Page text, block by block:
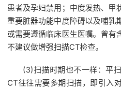
患者及孕妇禁用；中度发热、甲
重要脏器功能中度障碍以及哺乳
或需要遵循临床医生医嘱。曾有
不建议做增强扫描CT检查。
(3)扫描时期也不一样：平
CT往往需要多期扫描，即引入